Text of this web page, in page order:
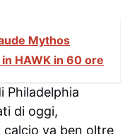
Mythos
HAWK in 60 ore
Philadelphia
di oggi,
va ben oltre